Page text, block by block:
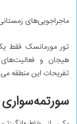
ماجراجویی‌های
تور مورمانسک فقط
هیجان و
تفریحات این منطقه